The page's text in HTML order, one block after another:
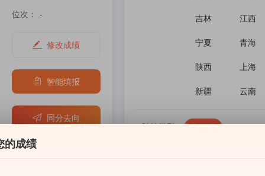
位次： -
修改成绩
智能填报
同分去向
我的成绩
吉林 江西
宁夏 青海
陕西 上海
新疆 云南
院校类型 不限 理工